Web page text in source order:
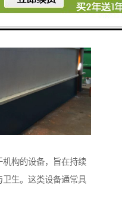
机构的设备，旨在持续
生。这类设备通常具